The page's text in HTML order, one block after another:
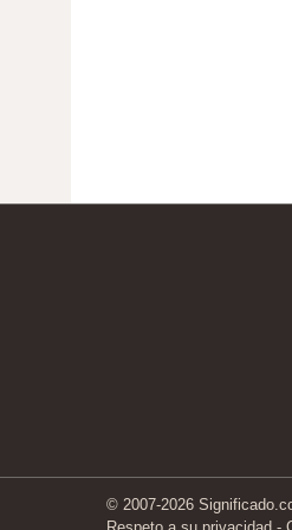
© 2007-2026